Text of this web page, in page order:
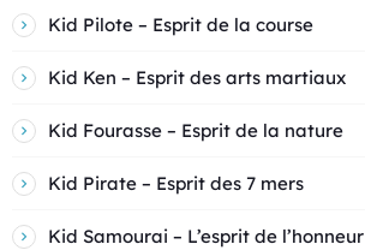
Kid Pilote – Esprit de la course
Kid Ken – Esprit des arts martiaux
Kid Fourasse – Esprit de la nature
Kid Pirate – Esprit des 7 mers
Kid Samourai – L’esprit de l’honneur